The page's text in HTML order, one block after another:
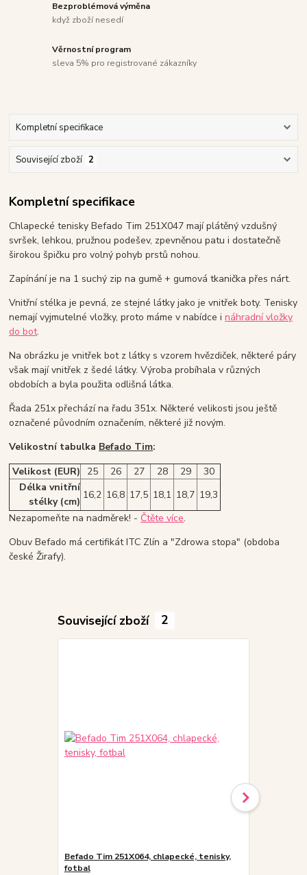
Bezproblémová výměna
když zboží nesedí
Věrnostní program
sleva 5% pro registrované zákazníky
Kompletní specifikace
Související zboží 2
Kompletní specifikace
Chlapecké tenisky Befado Tim 251X047 mají plátěný vzdušný
svršek, lehkou, pružnou podešev, zpevněnou patu i dostatečně
širokou špičku pro volný pohyb prstů nohou.
Zapínání je na 1 suchý zip na gumě + gumová tkanička přes nárt.
Vnitřní stélka je pevná, ze stejné látky jako je vnitřek boty. Tenisky
nemají vyjmutelné vložky, proto máme v nabídce ináhradní vložky
do bot.
Na obrázku je vnitřek bot z látky s vzorem hvězdiček, některé páry
však mají vnitřek z šedé látky. Výroba probíhala v různých
obdobích a byla použita odlišná látka.
Řada 251x přechází na řadu 351x. Některé velikosti jsou ještě
označené původním označením, některé již novým.
Velikostní tabulka Befado Tim:
Velikost (EUR)
25 26 27 28 29
30
Délka vnitřní
stélky (cm)
16,2 16,8 17,5 18,1 18,7 19,3
Nezapomeňte na nadměrek! - Čtěte více.
Obuv Befado má certifikát ITC Zlín a "Zdrowa stopa" (obdoba
české Žirafy).
Související zboží 2
Befado Tim 251X064, chlapecké, tenisky,
fotbal